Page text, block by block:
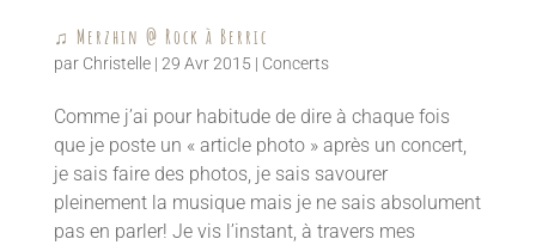
♫ Merzhin @ Rock à Berric
par Christelle| 29 Avr 2015 | Concerts
Comme j’ai pour habitude de dire à chaque fois
que je poste un « article photo » après un concert,
je sais faire des photos, je sais savourer
pleinement la musique mais je ne sais absolument
pas en parler! Je vis l’instant, à travers mes